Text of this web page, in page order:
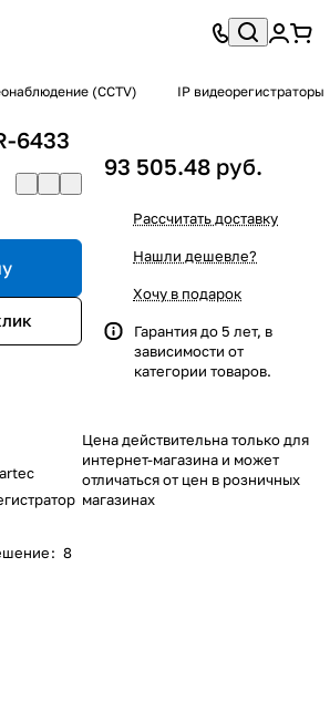
(CCTV) IP видеорегистраторы
6433
: 8
93 505.48 руб.
Рассчитать доставку
Нашли дешевле?
Хочу в подарок
Гарантия до 5 лет, в
зависимости от
категории товаров.
Цена действительна только для
интернет-магазина и может
отличаться от цен в розничных
магазинах